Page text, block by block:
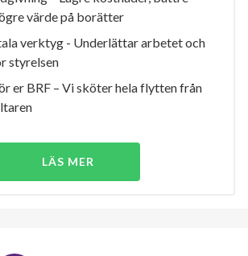
värde på borätter
verktyg - Underlättar arbetet och
styrelsen
er BRF – Vi sköter hela flytten från
LÄS MER